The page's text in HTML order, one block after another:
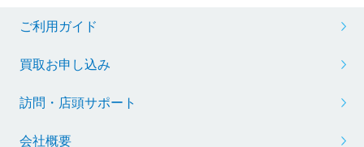
ご利用ガイド
買取お申し込み
訪問・店頭サポート
会社概要